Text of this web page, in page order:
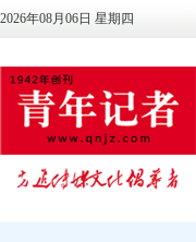
2026年08月06日 星期四